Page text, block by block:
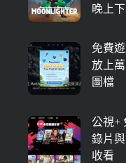
晚上
免費
放上
圖檔
公視+
錄片
收看